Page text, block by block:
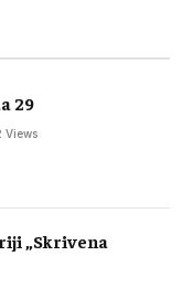
29
Views
„Skrivena